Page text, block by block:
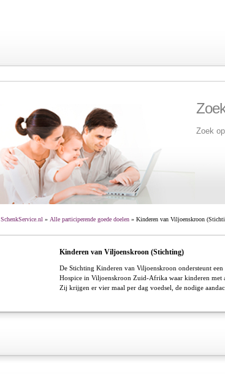
Zoek
SchenkService.nl » Alle participerende goede doelen» Kinderen van Viljoenskroon
Kinderen van Viljoenskroon (Stichting)
De Stichting Kinderen van Viljoenskroon ondersteunt een
Hospice in Viljoenskroon Zuid-Afrika waar kinderen met
Zij krijgen er vier maal per dag voedsel, de nodige